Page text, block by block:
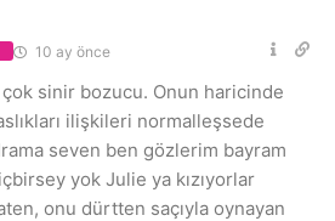
10 ay önce
çok sinir bozucu. Onun haricinde
ilişkileri normalleşsede
seven ben gözlerim bayram
yok Julie ya kızıyorlar
onu dürtten saçıyla oynayan